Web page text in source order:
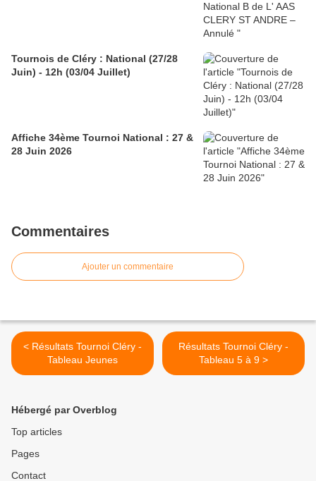
Tournois de Cléry : National (27/28
Juin) - 12h (03/04 Juillet)
Affiche 34ème Tournoi National : 27 &
28 Juin 2026
Commentaires
Ajouter un commentaire
< Résultats Tournoi Cléry -
Tableau Jeunes
Résultats Tournoi Cléry -
Tableau 5 à 9 >
Hébergé par Overblog
Top articles
Pages
Contact